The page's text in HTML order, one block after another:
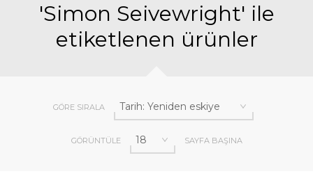
'Simon Seivewright' ile
etiketlenen ürünler
GÖRE SIRALA
GÖRÜNTÜLE SAYFA BAŞINA